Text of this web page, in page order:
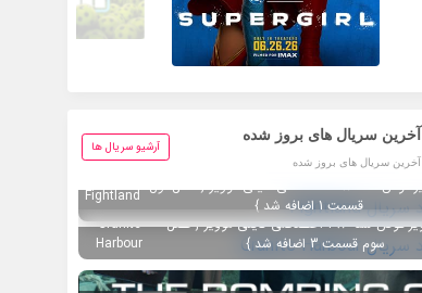
آخرین سریال های بروز شده
آخرین سریال های بروز شده
آرشیو سریال ها
تگ تصویر عوض شد 1080 اختصاصی تاینی موویز { فصل اول
قسمت 1 اضافه شد }
Fightland
تگ تصویر عوض شد 1080 اختصاصی تاینی موویز { فصل
سوم قسمت 3 اضافه شد }
Granite
Harbour